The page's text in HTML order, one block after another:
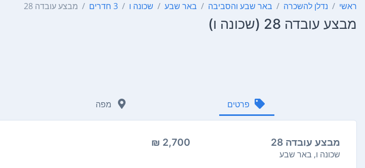
ראשי נדלן להשכרה באר שבע והסביבה באר שבע שכונה ו 3 חדרים מבצע עובדה 28
מבצע עובדה 28 (שכונה ו)
פרטים מפה
מבצע עובדה 28 2,700 ₪
שכונה ו, באר שבע